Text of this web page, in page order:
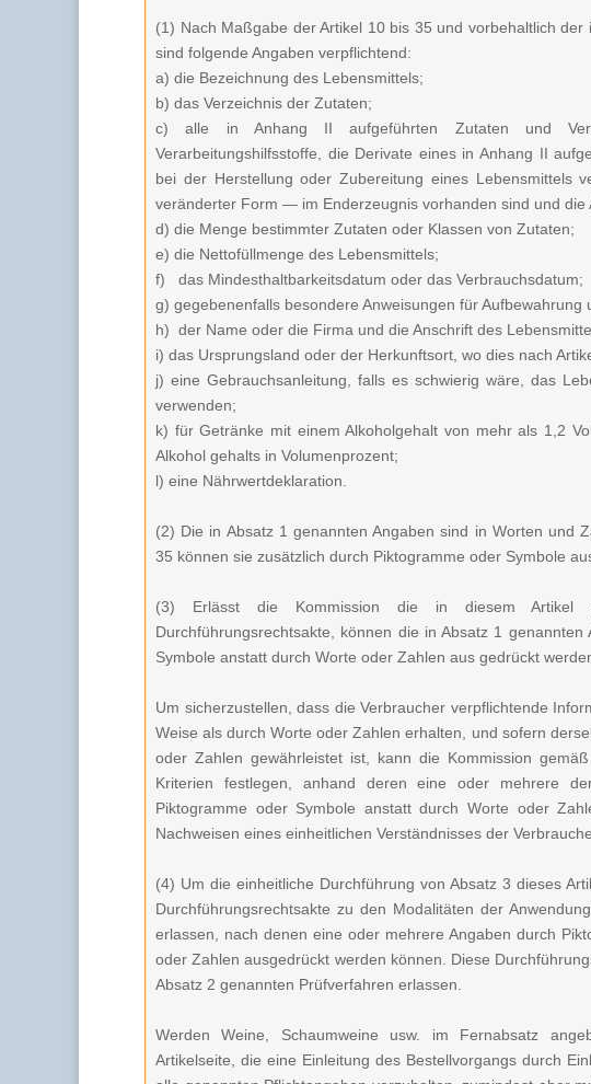
(1) Nach Maßgabe der Artikel 10 bis 35 und vorbehaltlich
sind folgende Angaben verpflichtend:
a) die Bezeichnung des Lebensmittels;
b) das Verzeichnis der Zutaten;
c) alle in Anhang II aufgeführten Zutaten und
Verarbeitungshilfsstoffe, die Derivate eines in Anhang II
bei der Herstellung oder Zubereitung eines Lebensmittels
veränderter Form — im Enderzeugnis vorhanden sind und die
d) die Menge bestimmter Zutaten oder Klassen von Zutaten;
e) die Nettofüllmenge des Lebensmittels;
f) das Mindesthaltbarkeitsdatum oder das Verbrauchsdatum;
g) gegebenenfalls besondere Anweisungen für
h) der Name oder die Firma und die Anschrift des
i) das Ursprungsland oder der Herkunftsort, wo dies nach
j) eine Gebrauchsanleitung, falls es schwierig wäre, das
verwenden;
k) für Getränke mit einem Alkoholgehalt von mehr als 1,2
Alkohol gehalts in Volumenprozent;
l) eine Nährwertdeklaration.
(2) Die in Absatz 1 genannten Angaben sind in Worten und
35 können sie zusätzlich durch Piktogramme oder Symbole
(3) Erlässt die Kommission die in diesem Artikel
Durchführungsrechtsakte, können die in Absatz 1
Symbole anstatt durch Worte oder Zahlen aus gedrückt
Um sicherzustellen, dass die Verbraucher verpflichtende
Weise als durch Worte oder Zahlen erhalten, und sofern
oder Zahlen gewährleistet ist, kann die Kommission
Kriterien festlegen, anhand deren eine oder mehrere
Piktogramme oder Symbole anstatt durch Worte oder
Nachweisen eines einheitlichen Verständnisses der
(4) Um die einheitliche Durchführung von Absatz 3 dieses
Durchführungsrechtsakte zu den Modalitäten der
erlassen, nach denen eine oder mehrere Angaben durch
oder Zahlen ausgedrückt werden können. Diese
Absatz 2 genannten Prüfverfahren erlassen.
Werden Weine, Schaumweine usw. im Fernabsatz
Artikelseite, die eine Einleitung des Bestellvorgangs durch